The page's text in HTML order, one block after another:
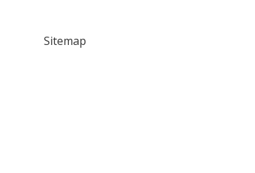
Sitemap